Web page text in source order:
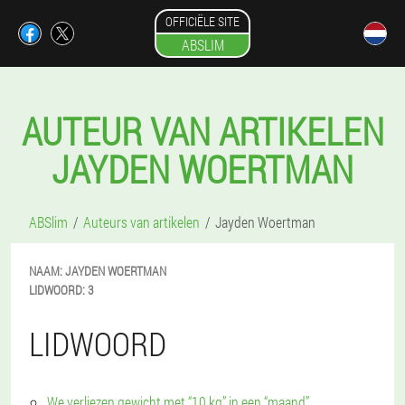
OFFICIËLE SITE
ABSLIM
AUTEUR VAN ARTIKELEN
JAYDEN WOERTMAN
ABSlim Auteurs van artikelen Jayden Woertman
NAAM:JAYDENWOERTMAN
LIDWOORD:3
LIDWOORD